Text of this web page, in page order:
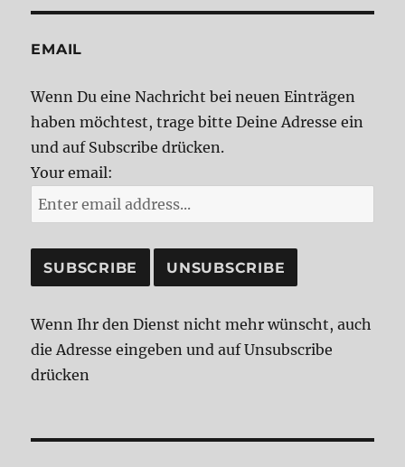
EMAIL
Wenn Du eine Nachricht bei neuen Einträgen
haben möchtest, trage bitte Deine Adresse ein
und auf Subscribe drücken.
Your email:
Wenn Ihr den Dienst nicht mehr wünscht, auch
die Adresse eingeben und auf Unsubscribe
drücken